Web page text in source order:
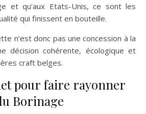
et qu’aux Etats-Unis, ce sont les
qui finissent en bouteille.
n’est donc pas une concession à la
décision cohérente, écologique et
craft belges.
pour faire rayonner
Borinage